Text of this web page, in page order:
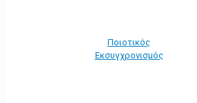
Ποιοτικός
Εκσυγχρονισμός